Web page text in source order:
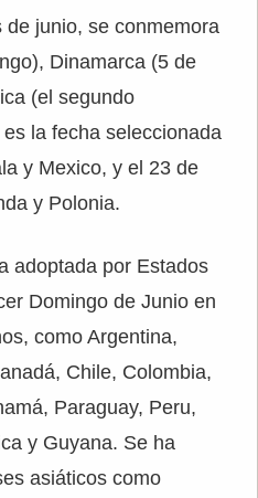
junio, se conmemora
Dinamarca (5 de
(el segundo
la fecha seleccionada
y Mexico, y el 23 de
y Polonia.
adoptada por Estados
Domingo de Junio en
como Argentina,
Chile, Colombia,
Paraguay, Peru,
y Guyana. Se ha
asiáticos como